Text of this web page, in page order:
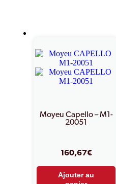
Moyeu Capello – M1-
20051
160,67€
Ajouter au